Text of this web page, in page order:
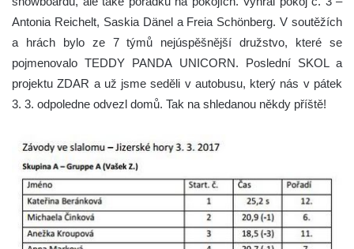
Antonia Reichelt, Saskia Dänel a Freia Schönberg. V soutěžích
a hrách bylo ze 7 týmů nejúspěšnější družstvo, které se
pojmenovalo TEDDY PANDA UNICORN. Poslední SKOL a
projektu ZDAR a už jsme seděli v autobusu, který nás v pátek
3. 3. odpoledne odvezl domů. Tak na shledanou někdy příště!